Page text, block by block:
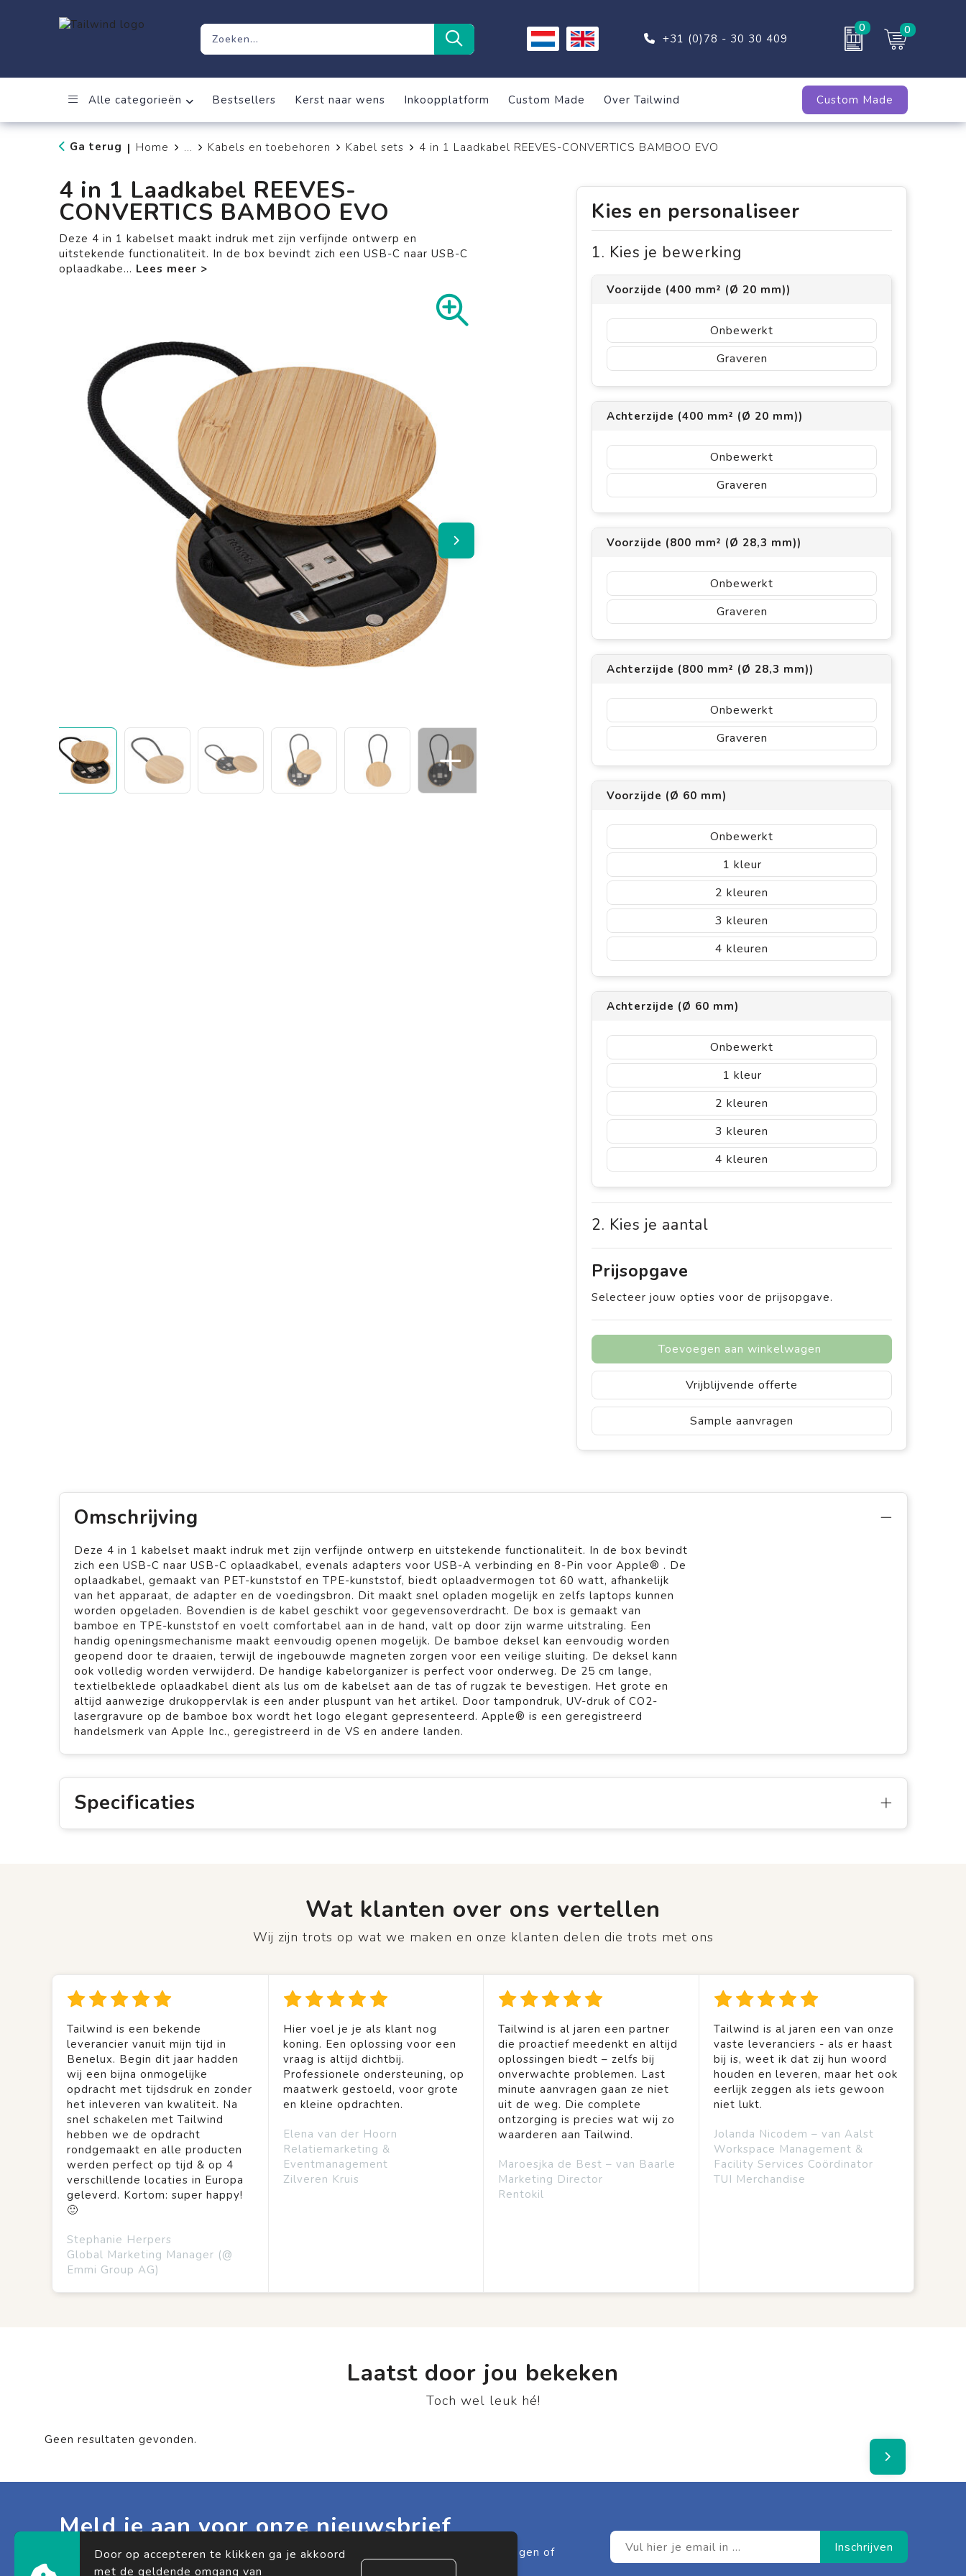
+31 (0)78 - 30 30 409
0 0
Alle categorieën Bestsellers Kerst naar wens Inkoopplatform Custom Made Over Tailwind Custom Made
Ga terug | Home ... Kabels en toebehoren Kabel sets 4 in 1 Laadkabel REEVES-CONVERTICS BAMBOO EVO
4 in 1 Laadkabel REEVES-
CONVERTICS BAMBOO EVO
Deze 4 in 1 kabelset maakt indruk met zijn verfijnde ontwerp en
uitstekende functionaliteit. In de box bevindt zich een USB-C naar USB-C
oplaadkabe...
Kies en personaliseer
1. Kies je bewerking
Voorzijde (400 mm² (Ø 20 mm))
Onbewerkt
Graveren
Achterzijde (400 mm² (Ø 20 mm))
Onbewerkt
Graveren
Voorzijde (800 mm² (Ø 28,3 mm))
Onbewerkt
Graveren
Achterzijde (800 mm² (Ø 28,3 mm))
Onbewerkt
Graveren
Voorzijde (Ø 60 mm)
Onbewerkt
1
2
3
4
Achterzijde (Ø 60 mm)
Onbewerkt
1
2
3
4
2. Kies je aantal
Prijsopgave
Selecteer jouw opties voor de prijsopgave.
Toevoegen aan winkelwagen
Vrijblijvende offerte
Sample aanvragen
Omschrijving
Deze 4 in 1 kabelset maakt indruk met zijn verfijnde ontwerp en uitstekende functionaliteit. In de box bevindt
zich een USB-C naar USB-C oplaadkabel, evenals adapters voor USB-A verbinding en 8-Pin voor Apple® . De
oplaadkabel, gemaakt van PET-kunststof en TPE-kunststof, biedt oplaadvermogen tot 60 watt, afhankelijk
van het apparaat, de adapter en de voedingsbron. Dit maakt snel opladen mogelijk en zelfs laptops kunnen
worden opgeladen. Bovendien is de kabel geschikt voor gegevensoverdracht. De box is gemaakt van
bamboe en TPE-kunststof en voelt comfortabel aan in de hand, valt op door zijn warme uitstraling. Een
handig openingsmechanisme maakt eenvoudig openen mogelijk. De bamboe deksel kan eenvoudig worden
geopend door te draaien, terwijl de ingebouwde magneten zorgen voor een veilige sluiting. De deksel kann
ook volledig worden verwijderd. De handige kabelorganizer is perfect voor onderweg. De 25 cm lange,
textielbeklede oplaadkabel dient als lus om de kabelset aan de tas of rugzak te bevestigen. Het grote en
altijd aanwezige drukoppervlak is een ander pluspunt van het artikel. Door tampondruk, UV-druk of CO2-
lasergravure op de bamboe box wordt het logo elegant gepresenteerd. Apple® is een geregistreerd
handelsmerk van Apple Inc., geregistreerd in de VS en andere landen.
Specificaties
Wat klanten over ons vertellen
Wij zijn trots op wat we maken en onze klanten delen die trots met ons
Tailwind is een bekende
leverancier vanuit mijn tijd in
Benelux. Begin dit jaar hadden
wij een bijna onmogelijke
opdracht met tijdsdruk en zonder
het inleveren van kwaliteit. Na
snel schakelen met Tailwind
hebben we de opdracht
rondgemaakt en alle producten
werden perfect op tijd & op 4
verschillende locaties in Europa
geleverd. Kortom: super happy!
🙂
Stephanie Herpers
Global Marketing Manager (@
Emmi Group AG)
Hier voel je je als klant nog
koning. Een oplossing voor een
vraag is altijd dichtbij.
Professionele ondersteuning, op
maatwerk gestoeld, voor grote
en kleine opdrachten.
Elena van der Hoorn
Relatiemarketing &
Eventmanagement
Zilveren Kruis
Tailwind is al jaren een partner
die proactief meedenkt en altijd
oplossingen biedt – zelfs bij
onverwachte problemen. Last
minute aanvragen gaan ze niet
uit de weg. Die complete
ontzorging is precies wat wij zo
waarderen aan Tailwind.
Maroesjka de Best – van Baarle
Marketing Director
Rentokil
Tailwind is al jaren een van onze
vaste leveranciers - als er haast
bij is, weet ik dat zij hun woord
houden en leveren, maar het ook
eerlijk zeggen als iets gewoon
niet lukt.
Jolanda Nicodem – van Aalst
Workspace Management &
Facility Services Coördinator
TUI Merchandise
Laatst door jou bekeken
Toch wel leuk hé!
Geen resultaten gevonden.
Meld je aan voor onze nieuwsbrief
Schrijf je in voor onze nieuwsbrief en mis nooit meer één van onze leuke aanbiedingen of
updates.
Door op accepteren te klikken ga je akkoord
met de geldende omgang van